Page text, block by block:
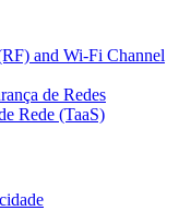
and Wi-Fi Channel
de Redes
Rede (TaaS)